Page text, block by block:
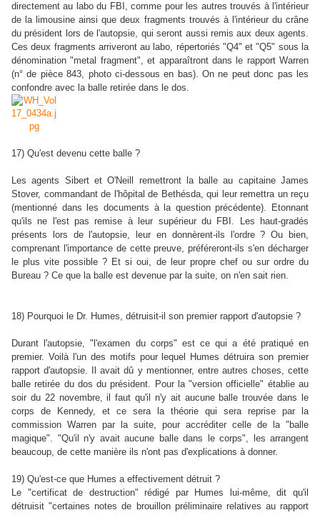
directement au labo du FBI, comme pour les autres trouvés à l'intérieur
de la limousine ainsi que deux fragments trouvés à l'intérieur du crâne
du président lors de l'autopsie, qui seront aussi remis aux deux agents.
Ces deux fragments arriveront au labo, répertoriés "Q4" et "Q5" sous la
dénomination "metal fragment", et apparaîtront dans le rapport Warren
(n° de pièce 843, photo ci-dessous en bas). On ne peut donc pas les
confondre avec la balle retirée dans le dos.
17) Qu'est devenu cette balle ?
Les agents Sibert et O'Neill remettront la balle au capitaine James
Stover, commandant de l'hôpital de Bethésda, qui leur remettra un reçu
(mentionné dans les documents à la question précédente). Etonnant
qu'ils ne l'est pas remise à leur supérieur du FBI. Les haut-gradés
présents lors de l'autopsie, leur en donnèrent-ils l'ordre ? Ou bien,
comprenant l'importance de cette preuve, préféreront-ils s'en décharger
le plus vite possible ? Et si oui, de leur propre chef ou sur ordre du
Bureau ? Ce que la balle est devenue par la suite, on n'en sait rien.
18) Pourquoi le Dr. Humes, détruisit-il son premier rapport d'autopsie ?
Durant l'autopsie, "l'examen du corps" est ce qui a été pratiqué en
premier. Voilà l'un des motifs pour lequel Humes détruira son premier
rapport d'autopsie. Il avait dû y mentionner, entre autres choses, cette
balle retirée du dos du président. Pour la "version officielle" établie au
soir du 22 novembre, il faut qu'il n'y ait aucune balle trouvée dans le
corps de Kennedy, et ce sera la théorie qui sera reprise par la
commission Warren par la suite, pour accréditer celle de la "balle
magique". "Qu'il n'y avait aucune balle dans le corps", les arrangent
beaucoup, de cette manière ils n'ont pas d'explications à donner.
19) Qu'est-ce que Humes a effectivement détruit ?
Le "certificat de destruction" rédigé par Humes lui-même, dit qu'il
détruisit "certaines notes de brouillon préliminaire relatives au rapport